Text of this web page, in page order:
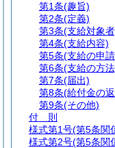
第1条(趣旨)
第2条(定義)
第3条(支給対象
第4条(支給内容)
第5条(支給の申
第6条(支給の方
第7条(届出)
第8条(給付金の
第9条(その他)
付 則
様式第1号(第5条関
様式第2号(第5条関